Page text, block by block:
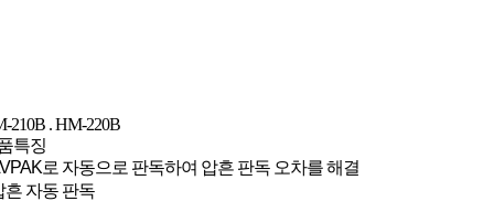
210B . HM-220B
특징
로 자동으로 판독하여 압흔 판독 오차를 해결
흔 자동 판독